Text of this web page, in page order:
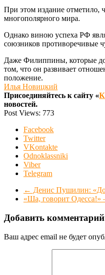
При этом издание отметило,
многополярного мира.
Однако виною успеха РФ
союзников противоречивые
Даже Филиппины, которые
том, что он развивает
положение.
Илья Новицкий
Присоединяйтесь к сайту «
новостей.
Post Views: 773
Facebook
Twitter
VKontakte
Odnoklassniki
Viber
Telegram
← Денис Пушилин:
«Ша, говорит Одесса!»
Добавить комментарий
Ваш адрес email не будет